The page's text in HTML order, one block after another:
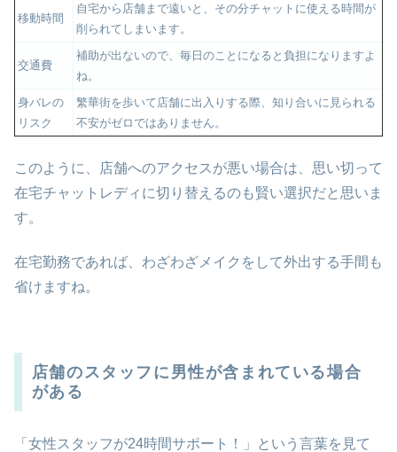
移動時間
自宅から店舗まで遠いと、その分チャットに使える時間が
削られてしまいます。
交通費
補助が出ないので、毎日のことになると負担になりますよ
ね。
身バレの
リスク
繁華街を歩いて店舗に出入りする際、知り合いに見られる
不安がゼロではありません。
このように、店舗へのアクセスが悪い場合は、思い切って
在宅チャットレディに切り替えるのも賢い選択だと思いま
す。
在宅勤務であれば、わざわざメイクをして外出する手間も
省けますね。
店舗のスタッフに男性が含まれている場合
がある
「女性スタッフが24時間サポート！」という言葉を見て